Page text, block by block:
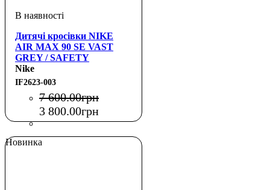
Дитячі кросівки NIKE
AIR MAX 90 SE VAST
GREY / SAFETY
ORANGE (GS)
Nike
IF2623-003
7 600.00грн
3 800.00грн
Новинка